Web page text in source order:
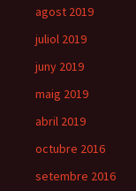
agost 2019
juliol 2019
juny 2019
maig 2019
abril 2019
octubre 2016
setembre 2016